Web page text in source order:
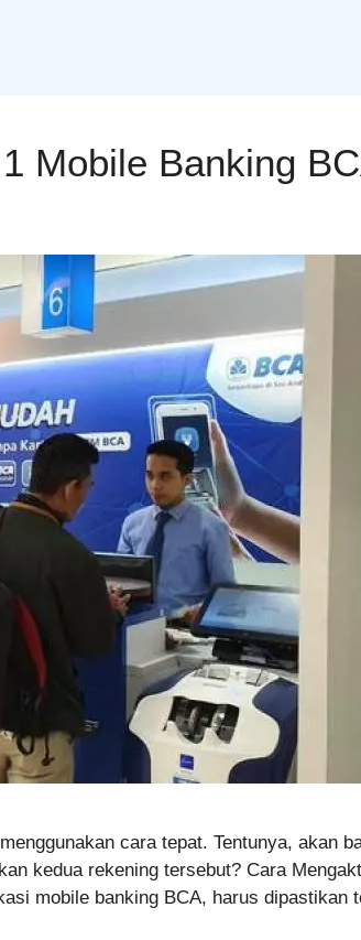
Mobile Banking
cara tepat. Tentunya, akan
kedua rekening tersebut? Cara
mobile banking BCA, harus dipastikan